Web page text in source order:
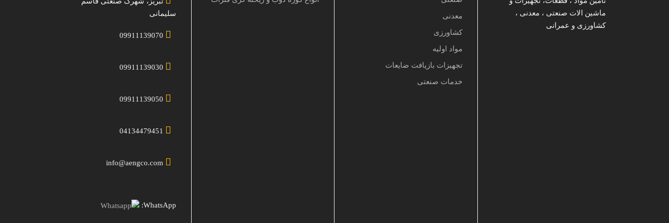
ماشین الات صنعتی ، معدنی ،
کشاورزی و عمرانی
معدنی
کشاورزی
مواد اولیه
تجهیزات بازیافت ضایعات
خدمات صنعتی
سلیمانی
WhatsApp: